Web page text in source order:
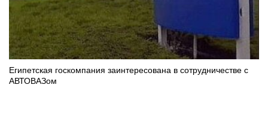
Египетская госкомпания заинтересована в сотрудничестве с
АВТОВАЗом